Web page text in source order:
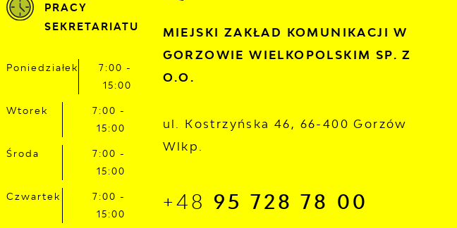
PRACY
SEKRETARIATU
Poniedziałek
7:00 -
15:00
Wtorek
7:00 -
15:00
Środa
7:00 -
15:00
Czwartek
7:00 -
15:00
MIEJSKI ZAKŁAD KOMUNIKACJI W
GORZOWIE WIELKOPOLSKIM SP. Z
O.O.
ul. Kostrzyńska 46, 66-400 Gorzów
Wlkp.
+48 95 728 78 00